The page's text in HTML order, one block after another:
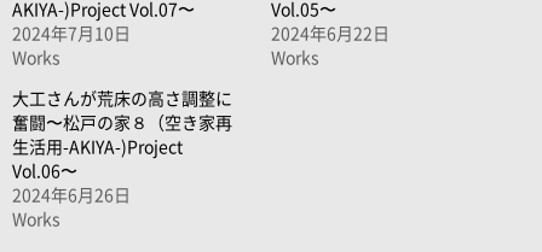
AKIYA-)Project Vol.07〜
2024年7月10日
Works
Vol.05〜
2024年6月22日
Works
大工さんが荒床の高さ調整に
奮闘〜松戸の家８（空き家再
生活用-AKIYA-)Project
Vol.06〜
2024年6月26日
Works